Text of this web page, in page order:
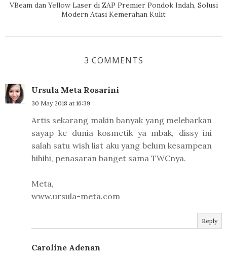
VBeam dan Yellow Laser di ZAP Premier Pondok Indah, Solusi
Modern Atasi Kemerahan Kulit
3 COMMENTS
Ursula Meta Rosarini
30 May 2018 at 16:39
Artis sekarang makin banyak yang melebarkan
sayap ke dunia kosmetik ya mbak, dissy ini
salah satu wish list aku yang belum kesampean
hihihi, penasaran banget sama TWCnya.
Meta,
www.ursula-meta.com
Reply
Caroline Adenan